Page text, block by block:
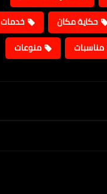
حكاية مكان
خدمات
مناسبات منوعات